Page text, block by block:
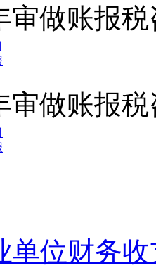
审做账报
审做账报
单位财务